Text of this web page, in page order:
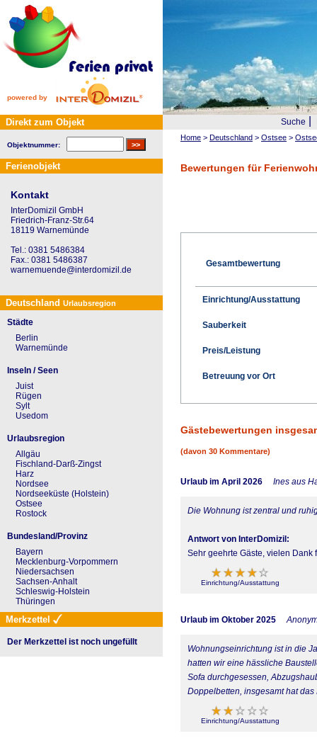
powered by
Suche
Home > Deutschland > Ostsee >
Bewertungen für
Gesamtbewertung
Einrichtung/Ausstattung
Sauberkeit
Preis/Leistung
Betreuung vor Ort
Gästebewertungen
(davon 30 Kommentare)
Urlaub im April 2026 Ines aus
Die Wohnung ist zentral und
Antwort von InterDomizil:
Sehr geehrte Gäste, vielen Dank
Einrichtung/Ausstattung
Urlaub im Oktober 2025
Wohnungseinrichtung ist in die
hatten wir eine hässliche
Sofa durchgesessen,
Doppelbetten, insgesamt hat
Einrichtung/Ausstattung
Direkt zum Objekt
Objektnummer:
Ferienobjekt
Kontakt
InterDomizil GmbH
Friedrich-Franz-Str.64
18119 Warnemünde
Tel.: 0381 5486384
Fax.: 0381 5486387
warnemuende@interdomizil.de
Deutschland Urlaubsregion
Städte
Berlin
Warnemünde
Inseln / Seen
Juist
Rügen
Sylt
Usedom
Urlaubsregion
Allgäu
Fischland-Darß-Zingst
Harz
Nordsee
Nordseeküste (Holstein)
Ostsee
Rostock
Bundesland/Provinz
Bayern
Mecklenburg-Vorpommern
Niedersachsen
Sachsen-Anhalt
Schleswig-Holstein
Thüringen
Merkzettel
Der Merkzettel ist noch ungefüllt